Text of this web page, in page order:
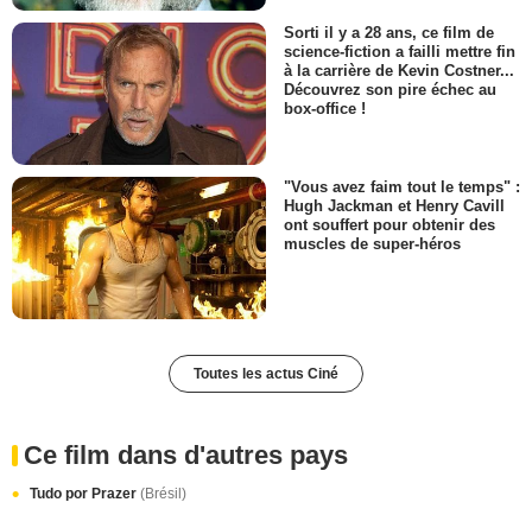
Sorti il y a 28 ans, ce film de
science-fiction a failli mettre fin
à la carrière de Kevin Costner...
Découvrez son pire échec au
box-office !
"Vous avez faim tout le temps" :
Hugh Jackman et Henry Cavill
ont souffert pour obtenir des
muscles de super-héros
Toutes les actus Ciné
Ce film dans d'autres pays
Tudo por Prazer (Brésil)